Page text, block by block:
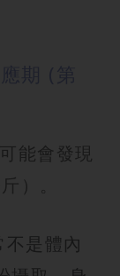
能會發現
）。
是體內